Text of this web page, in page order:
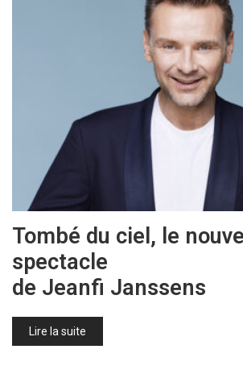
Tombé du ciel, le
spectacle
de Jeanfi Janssens
Lire la suite